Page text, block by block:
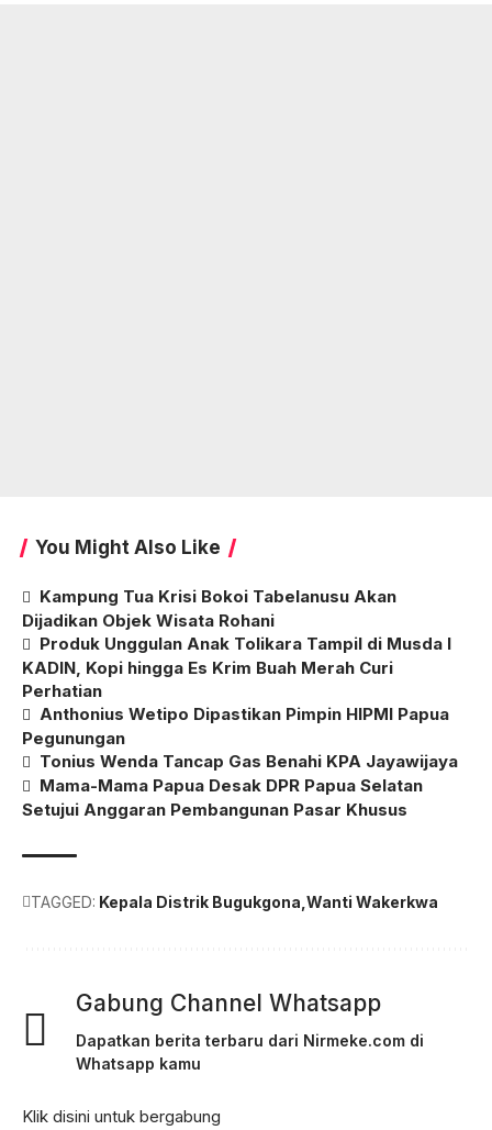
You Might Also Like
Kampung Tua Krisi Bokoi Tabelanusu Akan
Dijadikan Objek Wisata Rohani
Produk Unggulan Anak Tolikara Tampil di Musda I
KADIN, Kopi hingga Es Krim Buah Merah Curi
Perhatian
Anthonius Wetipo Dipastikan Pimpin HIPMI Papua
Pegunungan
Tonius Wenda Tancap Gas Benahi KPA Jayawijaya
Mama-Mama Papua Desak DPR Papua Selatan
Setujui Anggaran Pembangunan Pasar Khusus
TAGGED: Kepala Distrik Bugukgona Wanti Wakerkwa
Gabung Channel Whatsapp
Dapatkan berita terbaru dari Nirmeke.com di
Whatsapp kamu
Klik disini untuk bergabung